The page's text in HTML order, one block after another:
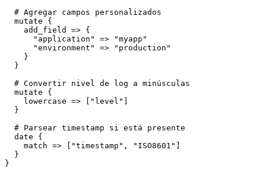
  # Agregar campos personalizados
  mutate {
    add_field => {
      "application" => "myapp"
      "environment" => "production"
    }
  }
  # Convertir nivel de log a minúsculas
  mutate {
    lowercase => ["level"]
  }
  # Parsear timestamp si está presente
  date {
    match => ["timestamp", "ISO8601"]
  }
}